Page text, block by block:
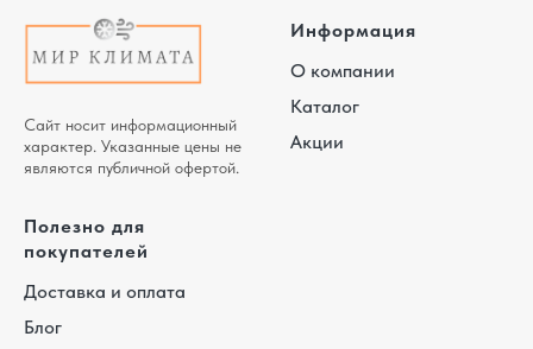
Сайт носит информационный
характер. Указанные цены не
являются публичной офертой.
Информация
О компании
Каталог
Акции
Полезно для
покупателей
Доставка и оплата
Блог